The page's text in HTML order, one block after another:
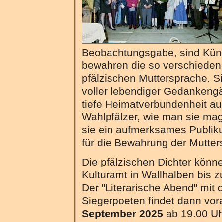
Beobachtungsgabe, sind
bewahren die so
pfälzischen Muttersprache.
voller lebendiger
tiefe Heimatverbundenheit
Wahlpfälzer, wie man sie
sie ein aufmerksames
für die Bewahrung der
Die pfälzischen Dichter
Kulturamt in Wallhalben bis
Der "Literarische Abend" mit
Siegerpoeten findet dann
September 2025 ab 19.00